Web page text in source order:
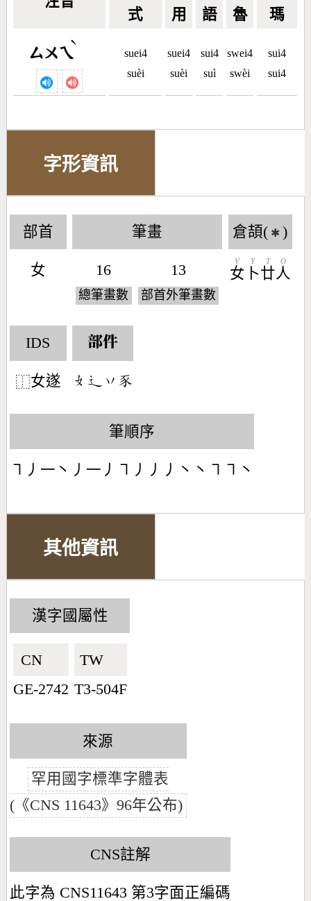
式 用 語 魯 瑪
ㄙㄨㄟ
ˋ
suei4
suèi
suei4
suèi
sui4
suì
swei4
swèi
sui4
sui4
字形資訊
部首
女
筆畫
16
總筆畫數
13
部首外筆畫數
倉頡( ✱ )
女
V
卜
Y
廿
T
人
O
IDS
⿰女遂
部件
󶂛󶃼󶁅󶆩
筆順序
㇕丿一丶丿一丿㇕丿丿丿丶丶㇕㇕丶
其他資訊
漢字國屬性
CN🇨🇳
GE-2742
TW🇹🇼
T3-504F
來源
罕用國字標準字體表
(《CNS 11643》96年公布)
CNS註解
此字為 CNS11643 第3字面正編碼